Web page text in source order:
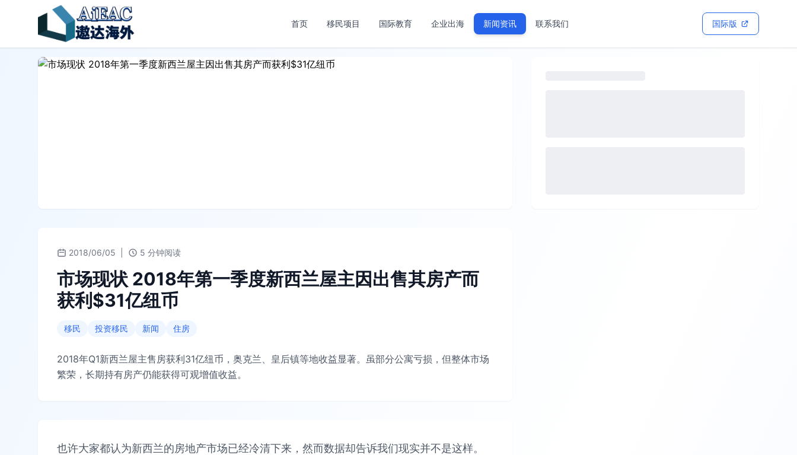
首页 移民项目 国际教育 企业出海 新闻资讯 联系我们 国际版
2018/06/05 5 分钟阅读
市场现状 2018年第一季度新西兰屋主因出售其房产而
获利$31亿纽币
移民 投资移民 新闻 住房
2018年Q1新西兰屋主售房获利31亿纽币，奥克兰、皇后镇等地收益显著。虽部分公寓亏损，但整体市场
繁荣，长期持有房产仍能获得可观增值收益。
也许大家都认为新西兰的房地产市场已经冷清下来，然而数据却告诉我们现实并不是这样。